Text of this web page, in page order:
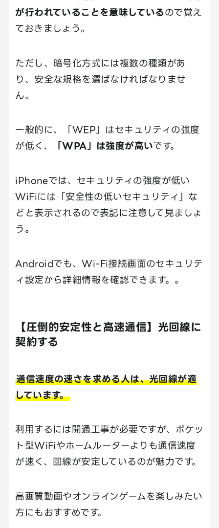
が行われていることを意味しているので覚え
ておきましょう。
ただし、暗号化方式には複数の種類があ
り、安全な規格を選ばなければなりませ
ん。
一般的に、「WEP」はセキュリティの強度
が低く、
「WPA」は強度が高いです。
iPhoneでは、セキュリティの強度が低い
WiFiには「安全性の低いセキュリティ」な
どと表示されるので表記に注意して見ましょ
う。
Androidでも、Wi-Fi接続画面のセキュリテ
ィ設定から詳細情報を確認できます。。
【圧倒的安定性と高速通信】光回線に
契約する
通信速度の速さを求める人は、光回線が適
しています。
利用するには開通工事が必要ですが、ポケッ
ト型WiFiやホームルーターよりも通信速度
が速く、回線が安定しているのが魅力です。
高画質動画やオンラインゲームを楽しみたい
方にもおすすめです。